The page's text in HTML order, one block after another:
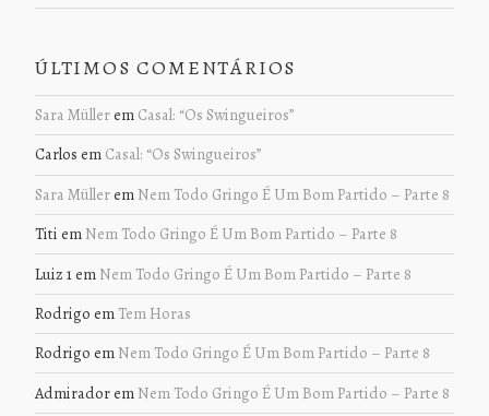
ÚLTIMOS COMENTÁRIOS
Sara Müllerem Casal: “Os Swingueiros”
Carlos em Casal: “Os Swingueiros”
Sara Müllerem Nem Todo Gringo É Um Bom Partido – Parte 8
Titi em Nem Todo Gringo É Um Bom Partido – Parte 8
Luiz 1em Nem Todo Gringo É Um Bom Partido – Parte 8
Rodrigo em Tem Horas
Rodrigo em Nem Todo Gringo É Um Bom Partido – Parte 8
Admiradorem Nem Todo Gringo É Um Bom Partido – Parte 8